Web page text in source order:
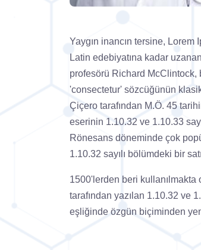
Yaygın inancın tersine,
Latin edebiyatına kadar
profesörü Richard McClintock,
'consectetur' sözcüğünün
Çiçero tarafından M.Ö. 45
eserinin 1.10.32 ve 1.10.33
Rönesans döneminde çok
1.10.32 sayılı bölümdeki bir
1500'lerden beri
tarafından yazılan 1.10.32 ve
eşliğinde özgün biçiminden